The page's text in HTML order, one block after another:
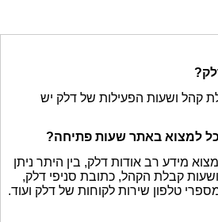
קהל ושעות הפעילות של דלק יש
למצוא באתר שעות פתיחה?
מידע רב אודות דלק, בין היתר ניתן
קבלת הקהל, כתובת סניפי דלק,
טלפון שירות לקוחות של דלק ועוד.